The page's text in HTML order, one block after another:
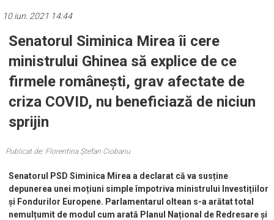
10 iun. 2021 14:44
Senatorul Siminica Mirea îi cere
ministrului Ghinea să explice de ce
firmele românești, grav afectate de
criza COVID, nu beneficiază de niciun
sprijin
Publicat de: Florentina Ștefan Ciobanu
Senatorul PSD Siminica Mirea a declarat că va susține
depunerea unei moțiuni simple împotriva ministrului Investițiilor
și Fondurilor Europene. Parlamentarul oltean s-a arătat total
nemulțumit de modul cum arată Planul Național de Redresare și